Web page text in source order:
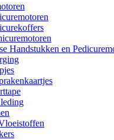
Handstukken en